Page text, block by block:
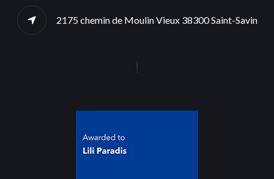
2175 chemin de Moulin Vieux 38300 Saint-Savin